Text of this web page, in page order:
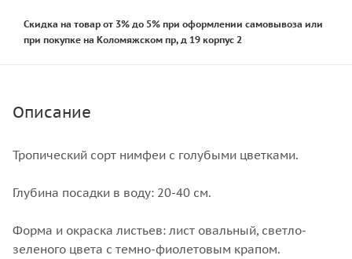
Скидка на товар от 3% до 5% при оформлении самовывоза или
при покупке на Коломяжском пр, д 19 корпус 2
Описание
Тропический сорт нимфеи с голубыми цветками.
Глубина посадки в воду: 20-40 см.
Форма и окраска листьев: лист овальный, светло-
зеленого цвета с темно-фиолетовым крапом.